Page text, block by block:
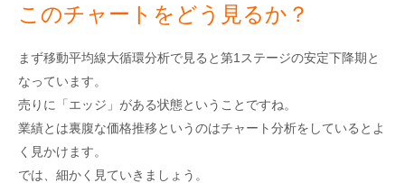
このチャートをどう見るか？
まず移動平均線大循環分析で見ると第1ステージの安定下降期と
なっています。
売りに「エッジ」がある状態ということですね。
業績とは裏腹な価格推移というのはチャート分析をしているとよ
く見かけます。
では、細かく見ていきましょう。